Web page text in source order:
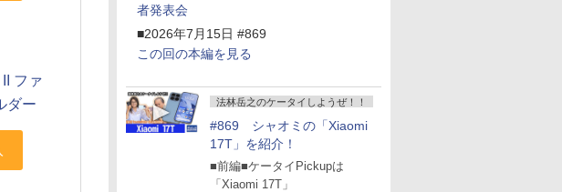
者発表会
■2026年7月15日 #869
この回の本編を見る
法林岳之のケータイしようぜ！！
#869 シャオミの「Xiaomi
17T」を紹介！
■前編■ケータイPickupは
「Xiaomi 17T」
ファ
ダー